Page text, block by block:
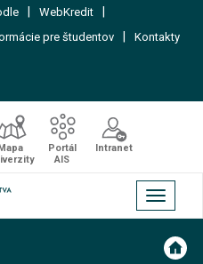
WebKredit
pre študentov Kontakty
Portál
AIS
Intranet
Toggle